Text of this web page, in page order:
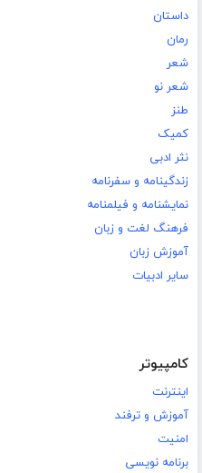
داستان
رمان
شعر
شعر نو
طنز
کمیک
نثر ادبی
زندگینامه و سفرنامه
نمایشنامه و فیلمنامه
فرهنگ لغت و زبان
آموزش زبان
سایر ادبیات
کامپیوتر
اینترنت
آموزش و ترفند
امنیت
برنامه نویسی